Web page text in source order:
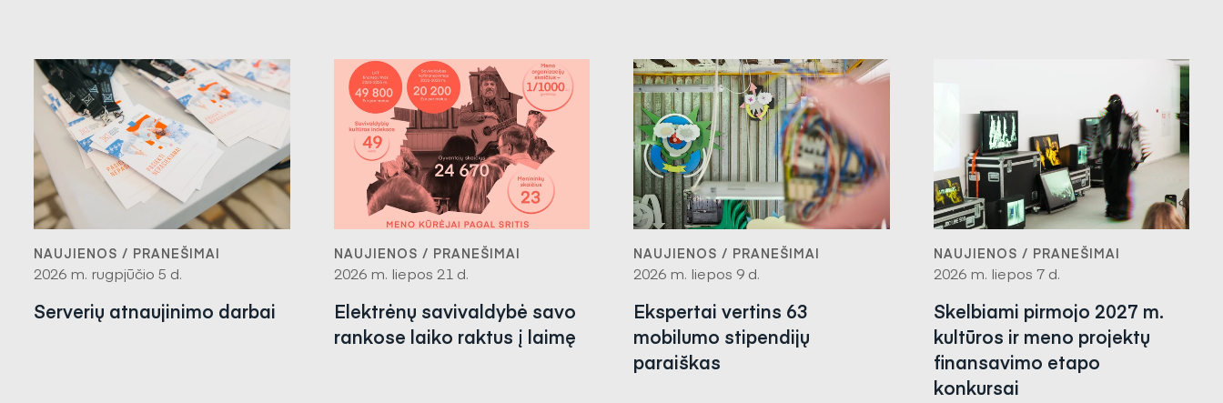
NAUJIENOS / PRANEŠIMAI
2026 m. rugpjūčio 5 d.
Serverių atnaujinimo darbai
NAUJIENOS / PRANEŠIMAI
2026 m. liepos 21 d.
Elektrėnų savivaldybė savo
rankose laiko raktus į laimę
NAUJIENOS / PRANEŠIMAI
2026 m. liepos 9 d.
Ekspertai vertins 63
mobilumo stipendijų
paraiškas
NAUJIENOS / PRANEŠIMAI
2026 m. liepos 7 d.
Skelbiami pirmojo 2027 m.
kultūros ir meno projektų
finansavimo etapo
konkursai